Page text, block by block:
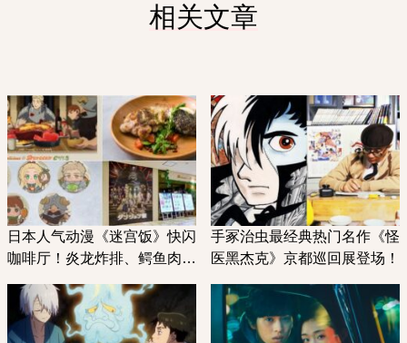
相关文章
日本人气动漫《迷宫饭》快闪
咖啡厅！炎龙炸排、鳄鱼肉排
手冢治虫最经典热门名作《怪
医黑杰克》京都巡回展登场！